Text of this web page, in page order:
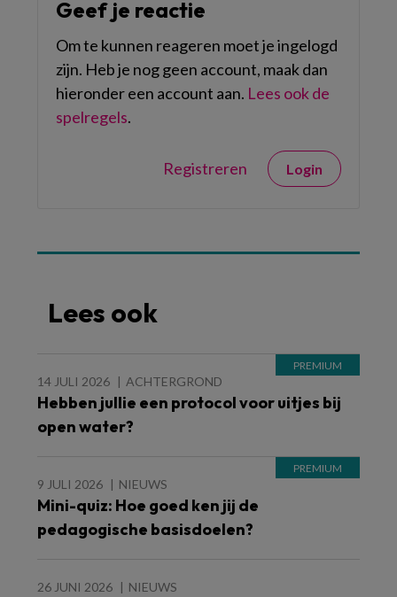
Geef je reactie
Om te kunnen reageren moet je ingelogd
zijn. Heb je nog geen account, maak dan
hieronder een account aan. Lees ook de
spelregels.
Registreren Login
Lees ook
14 JULI 2026 ACHTERGROND
Hebben jullie een protocol voor uitjes bij
open water?
9 JULI 2026 NIEUWS
Mini-quiz: Hoe goed ken jij de
pedagogische basisdoelen?
26 JUNI 2026 NIEUWS